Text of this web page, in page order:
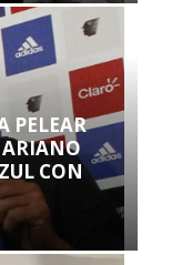
PELEAR
CON